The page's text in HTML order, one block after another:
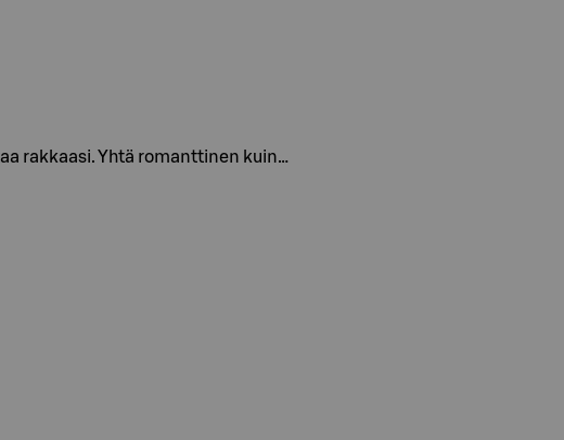
rakkaasi. Yhtä romanttinen kuin…